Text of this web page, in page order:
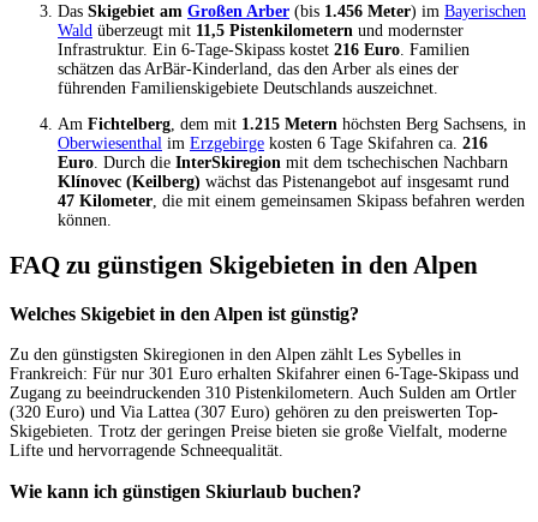
Das Skigebiet am Großen Arber (bis 1.456 Meter) im Bayerischen
Wald überzeugt mit 11,5 Pistenkilometern und modernster
Infrastruktur. Ein 6-Tage-Skipass kostet 216 Euro . Familien
schätzen das ArBär-Kinderland, das den Arber als eines der
führenden Familienskigebiete Deutschlands auszeichnet.
Am Fichtelberg , dem mit 1.215 Metern höchsten Berg Sachsens, in
Oberwiesenthal im Erzgebirge kosten 6 Tage Skifahren ca. 216
Euro . Durch die InterSkiregion mit dem tschechischen Nachbarn
Klínovec (Keilberg) wächst das Pistenangebot auf insgesamt rund
47 Kilometer , die mit einem gemeinsamen Skipass befahren werden
können.
FAQ zu günstigen Skigebieten in den Alpen
Welches Skigebiet in den Alpen ist günstig?
Zu den günstigsten Skiregionen in den Alpen zählt Les Sybelles in
Frankreich: Für nur 301 Euro erhalten Skifahrer einen 6-Tage-Skipass und
Zugang zu beeindruckenden 310 Pistenkilometern. Auch Sulden am Ortler
(320 Euro) und Via Lattea (307 Euro) gehören zu den preiswerten Top-
Skigebieten. Trotz der geringen Preise bieten sie große Vielfalt, moderne
Lifte und hervorragende Schneequalität.
Wie kann ich günstigen Skiurlaub buchen?